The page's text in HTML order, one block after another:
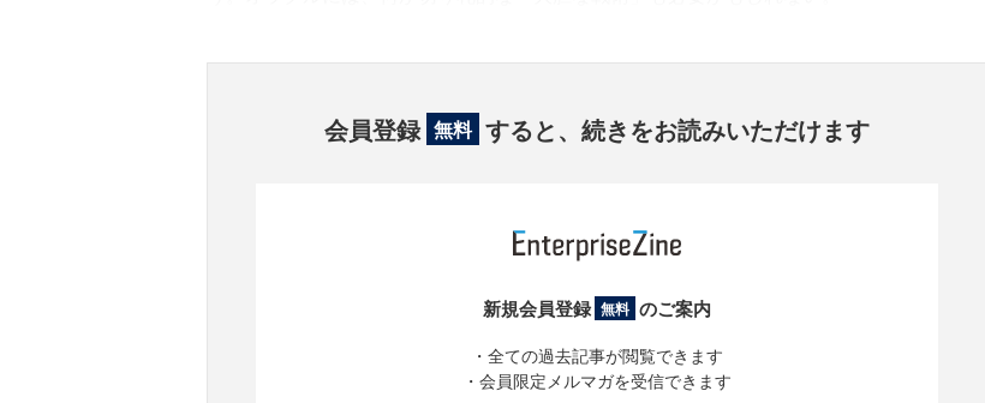
会員登録 無料 すると、続きをお読みいただけます
新規会員登録 無料 のご案内
・全ての過去記事が閲覧できます
・会員限定メルマガを受信できます